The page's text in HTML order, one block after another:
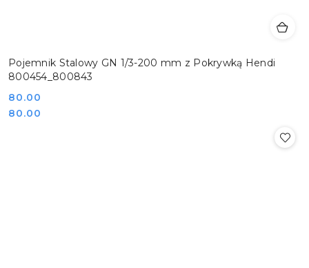
Pojemnik Stalowy GN 1/3-200 mm z Pokrywką Hendi
800454_800843
Cena:
80.00
Cena:
80.00